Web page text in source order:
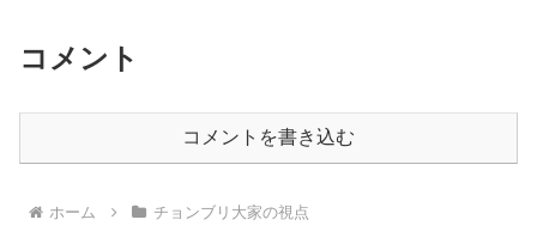
コメント
コメントを書き込む
ホーム チョンブリ大家の視点